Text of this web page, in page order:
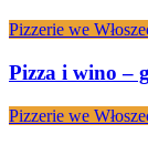
Pizzerie we
Pizza i wino –
Pizzerie we